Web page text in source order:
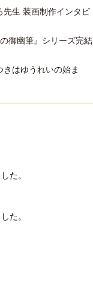
先生 装画制作インタビ
御幽筆』シリーズ完結
はゆうれいの始ま
『書棚の本と猫日
。
紹介頂きました。
』が紹介されまし
がき』インタビュー
き』装画インタビュ
た。
た。